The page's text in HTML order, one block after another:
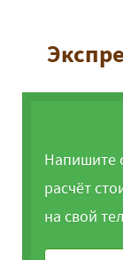
Напишите
расчёт
на свой